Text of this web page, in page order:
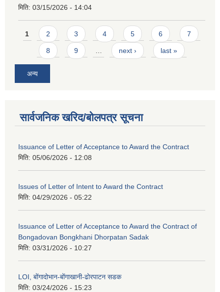
मिति: 03/15/2026 - 14:04
Pages
1 2 3 4 5 6 7
8 9 … next › last »
अन्य
सार्वजनिक खरिद/बोलपत्र सूचना
Issuance of Letter of Acceptance to Award the Contract
मिति: 05/06/2026 - 12:08
Issues of Letter of Intent to Award the Contract
मिति: 04/29/2026 - 05:22
Issuance of Letter of Acceptance to Award the Contract of
Bongadovan Bongkhani Dhorpatan Sadak
मिति: 03/31/2026 - 10:27
LOI, बोंगादोभान-बोंगाखानी-ढोरपाटन सडक
मिति: 03/24/2026 - 15:23